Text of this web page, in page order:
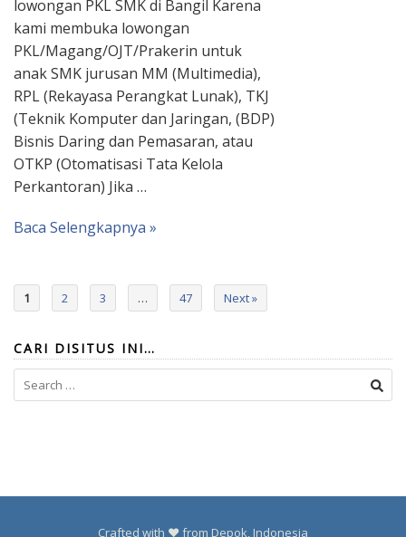
lowongan PKL SMK di Bangil Karena
kami membuka lowongan
PKL/Magang/OJT/Prakerin untuk
anak SMK jurusan MM (Multimedia),
RPL (Rekayasa Perangkat Lunak), TKJ
(Teknik Komputer dan Jaringan, (BDP)
Bisnis Daring dan Pemasaran, atau
OTKP (Otomatisasi Tata Kelola
Perkantoran) Jika …
Baca Selengkapnya »
1 2 3 … 47 Next »
CARI DISITUS INI…
Search
for:
Crafted with ❤️ from Depok, Indonesia